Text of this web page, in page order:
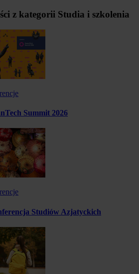
z kategorii Studia i szkolenia
Summit 2026
Studiów Azjatyckich